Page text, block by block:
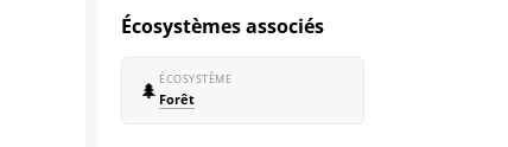
Écosystèmes associés
🌲 ÉCOSYSTÈME
Forêt